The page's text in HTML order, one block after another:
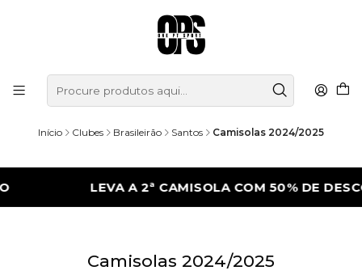
Início Clubes Brasileirão Santos Camisolas 2024/2025
LEVA A 2ª CAMISOLA COM 50% DE
Camisolas 2024/2025